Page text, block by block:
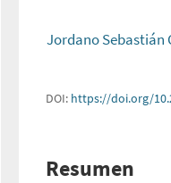
Jordano Sebastián
DOI: https://doi.org/
Resumen